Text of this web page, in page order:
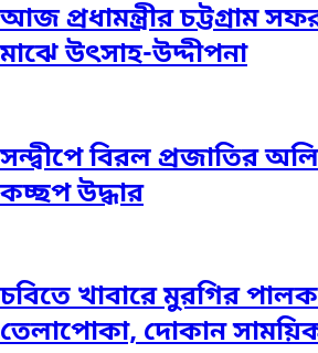
আজ প্রধামন্ত্রীর চট্টগ্রাম
মাঝে উৎসাহ-উদ্দীপনা
সন্দ্বীপে বিরল প্রজাতির
কচ্ছপ উদ্ধার
চবিতে খাবারে মুরগির
তেলাপোকা, দোকান